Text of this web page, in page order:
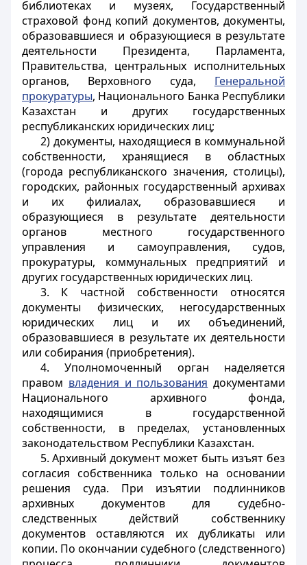
библиотеках и музеях, Государственный
страховой фонд копий документов, документы,
образовавшиеся и образующиеся в результате
деятельности Президента, Парламента,
Правительства, центральных исполнительных
органов, Верховного суда, Генеральной
прокуратуры, Национального Банка Республики
Казахстан и других государственных
республиканских юридических лиц;
2) документы, находящиеся в коммунальной
собственности, хранящиеся в областных
(города республиканского значения, столицы),
городских, районных государственный архивах
и их филиалах, образовавшиеся и
образующиеся в результате деятельности
органов местного государственного
управления и самоуправления, судов,
прокуратуры, коммунальных предприятий и
других государственных юридических лиц.
3. К частной собственности относятся
документы физических, негосударственных
юридических лиц и их объединений,
образовавшиеся в результате их деятельности
или собирания (приобретения).
4. Уполномоченный орган наделяется
правом владения и пользования документами
Национального архивного фонда,
находящимися в государственной
собственности, в пределах, установленных
законодательством Республики Казахстан.
5. Архивный документ может быть изъят без
согласия собственника только на основании
решения суда. При изъятии подлинников
архивных документов для судебно-
следственных действий собственнику
документов оставляются их дубликаты или
копии. По окончании судебного (следственного)